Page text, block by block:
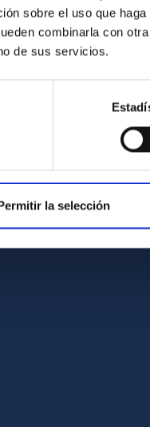
sobre el uso que
combinarla con
de sus servicios.
la selección
IAC PORTAL
Sitemap
Privacy
Legal notice